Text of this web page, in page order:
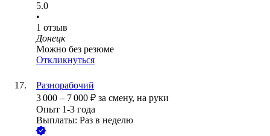
5.0
•
1 отзыв
Донецк
Можно без резюме
Откликнуться
Разнорабочий
3 000 – 7 000 ₽ за смену, на руки
Опыт 1-3 года
Выплаты: Раз в неделю